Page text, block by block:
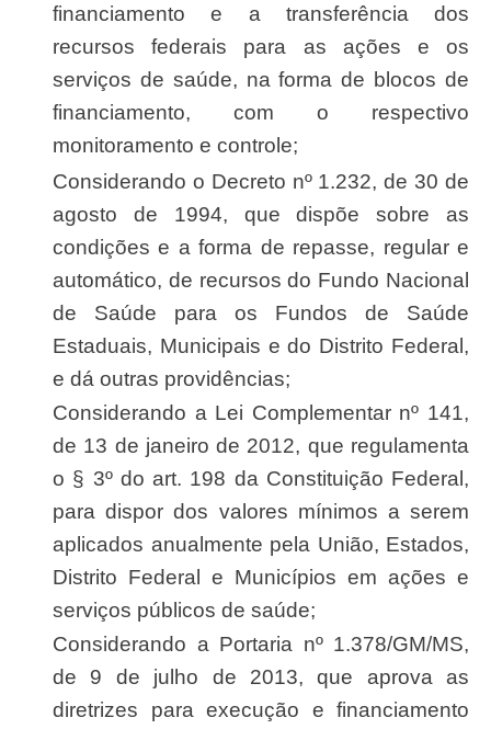
financiamento e a transferência dos
recursos federais para as ações e os
serviços de saúde, na forma de blocos de
financiamento, com o respectivo
monitoramento e controle;
Considerando o Decreto nº 1.232, de 30 de
agosto de 1994, que dispõe sobre as
condições e a forma de repasse, regular e
automático, de recursos do Fundo Nacional
de Saúde para os Fundos de Saúde
Estaduais, Municipais e do Distrito Federal,
e dá outras providências;
Considerando a Lei Complementar nº 141,
de 13 de janeiro de 2012, que regulamenta
o § 3º do art. 198 da Constituição Federal,
para dispor dos valores mínimos a serem
aplicados anualmente pela União, Estados,
Distrito Federal e Municípios em ações e
serviços públicos de saúde;
Considerando a Portaria nº 1.378/GM/MS,
de 9 de julho de 2013, que aprova as
diretrizes para execução e financiamento